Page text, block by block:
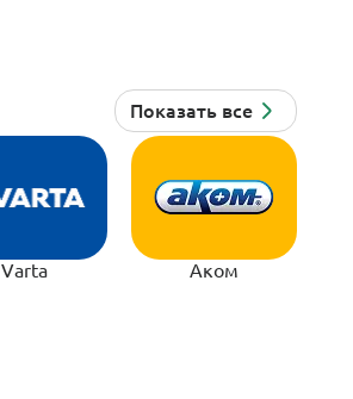
Varta Аком